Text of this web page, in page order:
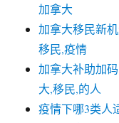
加拿大
加拿大移民新
移民,疫情
加拿大补助加
大,移民,的人
疫情下哪3类人